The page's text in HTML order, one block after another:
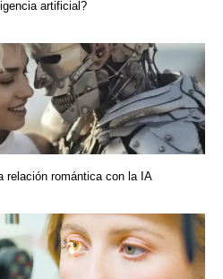
artificial?
relación romántica con la IA